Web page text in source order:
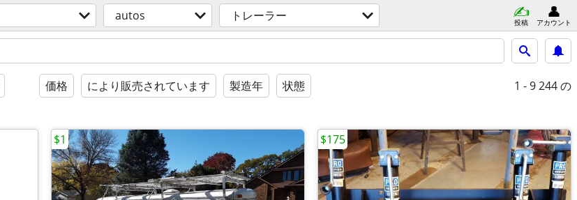
autos トレーラー 投稿 アカウント
価格 により販売されています 製造年 状態 1 - 9244 の
$1 $175